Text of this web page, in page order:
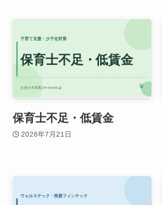
保育士不足・低賃金
2026年7月21日